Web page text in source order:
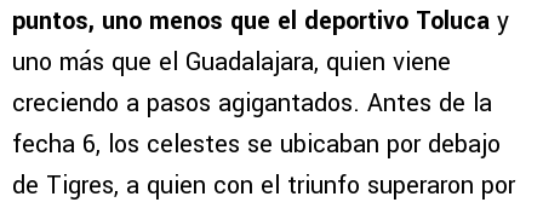
puntos, uno menos que el deportivo Toluca y
uno más que el Guadalajara, quien viene
creciendo a pasos agigantados. Antes de la
fecha 6, los celestes se ubicaban por debajo
de Tigres, a quien con el triunfo superaron por